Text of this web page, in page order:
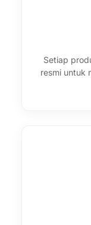
Setiap
resmi untuk